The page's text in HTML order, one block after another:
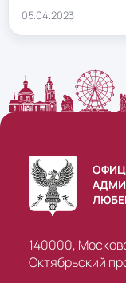
05.04.2023
140000,
Октябрьский